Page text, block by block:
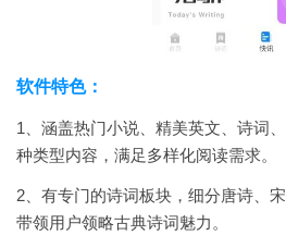
软件特色：
1、涵盖热门小说、精美英文、诗词
种类型内容，满足多样化阅读需求。
2、有专门的诗词板块，细分唐诗、
带领用户领略古典诗词魅力。